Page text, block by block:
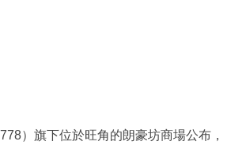
）旗下位於旺角的朗豪坊商場公布，